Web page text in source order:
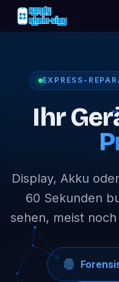
EXPRESS-
Ihr
Display, Akku
60 Sekunden
sehen, meist